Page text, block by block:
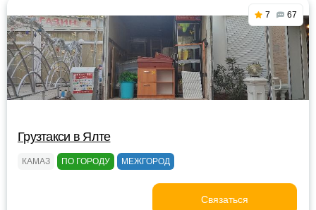
7 67
Грузтакси в Ялте
КАМАЗ ПО ГОРОДУ МЕЖГОРОД
Связаться